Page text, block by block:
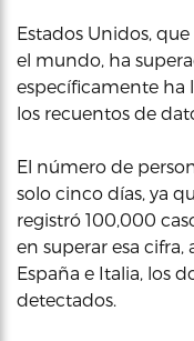
Estados Unidos,
el mundo, ha
específicamente ha
los recuentos de
El número de
solo cinco días, ya
registró 100,000
en superar esa
España e Italia, los
detectados.